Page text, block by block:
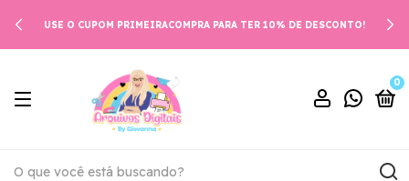
USE O CUPOM PRIMEIRACOMPRA PARA TER 10% DE DESCONTO!
0